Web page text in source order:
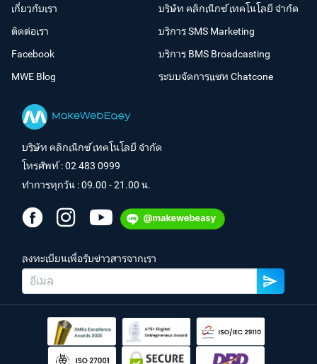
เกี่ยวกับเรา
ติดต่อเรา
Facebook
MWE Blog
บริษัท คลิกเน็กซ์ เทคโนโลยี จำกัด
บริการ SMS Marketing
บริการ BMS Broadcasting
ระบบจัดการแชท Chatcone
บริษัท คลิกเน็กซ์ เทคโนโลยี จำกัด
โทรศัพท์ :02 483 0999
ทำการทุกวัน : 09.00 - 21.00 น.
ลงทะเบียนเพื่อรับข่าวสารจากเรา